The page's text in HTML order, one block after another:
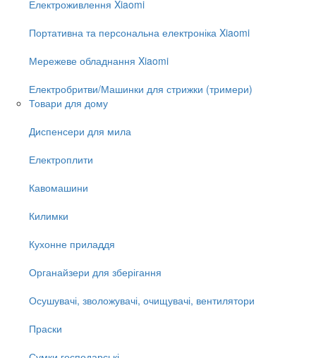
Електроживлення Xiaomi
Портативна та персональна електроніка Xiaomi
Мережеве обладнання Xiaomi
Електробритви/Машинки для стрижки (тримери)
Товари для дому
Диспенсери для мила
Електроплити
Кавомашини
Килимки
Кухонне приладдя
Органайзери для зберігання
Осушувачі, зволожувачі, очищувачі, вентилятори
Праски